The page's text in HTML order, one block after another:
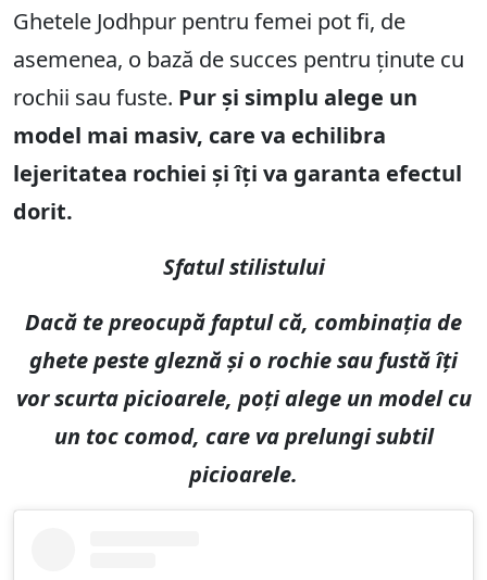
Ghetele Jodhpur pentru femei pot fi, de
asemenea, o bază de succes pentru ținute cu
rochii sau fuste. Pur și simplu alege un
model mai masiv, care va echilibra
lejeritatea rochiei și îți va garanta efectul
dorit.
Sfatul stilistului
Dacă te preocupă faptul că, combinația de
ghete peste gleznă și o rochie sau fustă îți
vor scurta picioarele, poți alege un model cu
un toc comod, care va prelungi subtil
picioarele.